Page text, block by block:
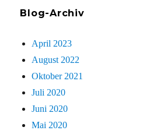
Blog-Archiv
April 2023
August 2022
Oktober 2021
Juli 2020
Juni 2020
Mai 2020